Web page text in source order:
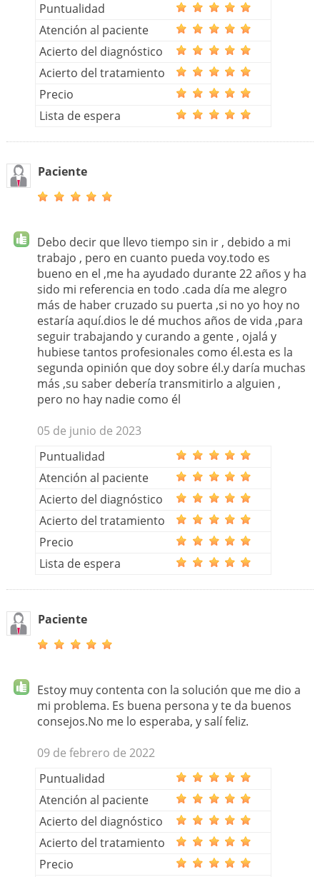
Puntualidad
Atención al paciente
Acierto del diagnóstico
Acierto del tratamiento
Precio
Lista de espera
Paciente
Debo decir que llevo tiempo sin ir , debido a mi
trabajo , pero en cuanto pueda voy.todo es
bueno en el ,me ha ayudado durante 22 años y ha
sido mi referencia en todo .cada día me alegro
más de haber cruzado su puerta ,si no yo hoy no
estaría aquí.dios le dé muchos años de vida ,para
seguir trabajando y curando a gente , ojalá y
hubiese tantos profesionales como él.esta es la
segunda opinión que doy sobre él.y daría muchas
más ,su saber debería transmitirlo a alguien ,
pero no hay nadie como él
05 de junio de 2023
Puntualidad
Atención al paciente
Acierto del diagnóstico
Acierto del tratamiento
Precio
Lista de espera
Paciente
Estoy muy contenta con la solución que me dio a
mi problema. Es buena persona y te da buenos
consejos.No me lo esperaba, y salí feliz.
09 de febrero de 2022
Puntualidad
Atención al paciente
Acierto del diagnóstico
Acierto del tratamiento
Precio